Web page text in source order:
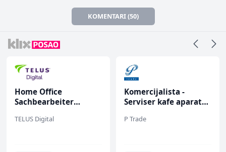
KOMENTARI (50)
Home Office
Sachbearbeiter
bekannten deutschen
TELUS Digital
Komercijalista -
Serviser kafe aparata
P Trade